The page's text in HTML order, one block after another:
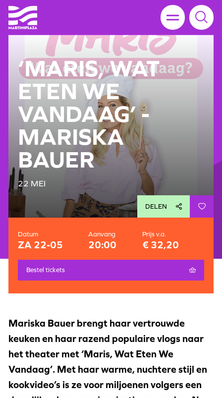
‘MARIS, WAT
ETEN WE
VANDAAG’ -
MARISKA
BAUER
22 MEI
Mariska Bauer brengt haar vertrouwde
keuken en haar razend populaire vlogs naar
het theater met ‘Maris, Wat Eten We
Vandaag’. Met haar warme, nuchtere stijl en
kookvideo’s is ze voor miljoenen volgers een
DELEN
Datum
ZA 22-05
Aanvang
20:00
Prijs v.a.
€ 32,20
Bestel tickets